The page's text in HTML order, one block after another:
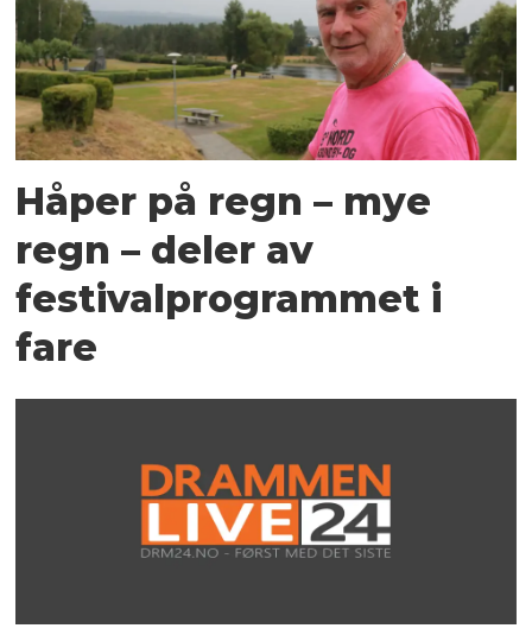
Håper på regn – mye
regn – deler av
festivalprogrammet i
fare